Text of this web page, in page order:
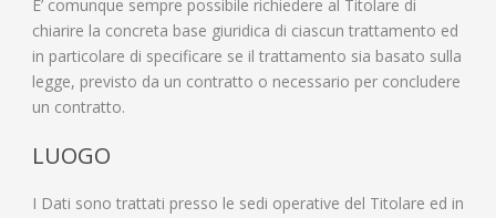
E’ comunque sempre possibile richiedere al Titolare di
chiarire la concreta base giuridica di ciascun trattamento ed
in particolare di specificare se il trattamento sia basato sulla
legge, previsto da un contratto o necessario per concludere
un contratto.
LUOGO
I Dati sono trattati presso le sedi operative del Titolare ed in